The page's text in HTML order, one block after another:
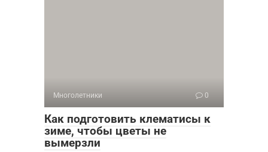
Многолетники 0
Как подготовить клематисы к
зиме, чтобы цветы не
вымерзли